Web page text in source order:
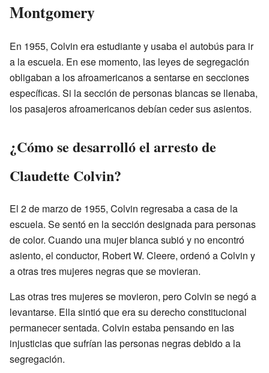
Montgomery
En 1955, Colvin era estudiante y usaba el autobús para ir
a la escuela. En ese momento, las leyes de segregación
obligaban a los afroamericanos a sentarse en secciones
específicas. Si la sección de personas blancas se llenaba,
los pasajeros afroamericanos debían ceder sus asientos.
¿Cómo se desarrolló el arresto de
Claudette Colvin?
El 2 de marzo de 1955, Colvin regresaba a casa de la
escuela. Se sentó en la sección designada para personas
de color. Cuando una mujer blanca subió y no encontró
asiento, el conductor, Robert W. Cleere, ordenó a Colvin y
a otras tres mujeres negras que se movieran.
Las otras tres mujeres se movieron, pero Colvin se negó a
levantarse. Ella sintió que era su derecho constitucional
permanecer sentada. Colvin estaba pensando en las
injusticias que sufrían las personas negras debido a la
segregación.